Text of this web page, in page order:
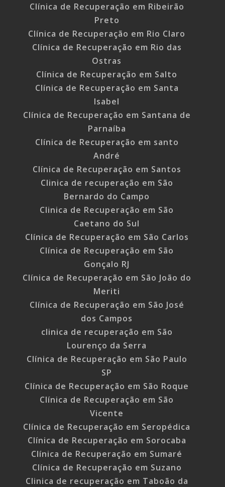
Clínica de Recuperação em Ribeirão
Preto
Clínica de Recuperação em Rio Claro
Clínica de Recuperação em Rio das
Ostras
Clínica de Recuperação em Salto
Clínica de Recuperação em Santa
Isabel
Clínica de Recuperação em Santana de
Parnaíba
Clínica de Recuperação em santo
André
Clínica de Recuperação em Santos
Clinica de recuperação em São
Bernardo do Campo
Clinica de Recuperação em São
Caetano do Sul
Clínica de Recuperação em São Carlos
Clínica de Recuperação em São
Gonçalo RJ
Clínica de Recuperação em São João do
Meriti
Clínica de Recuperação em São José
dos Campos
clinica de recuperação em São
Lourenço da Serra
Clínica de Recuperação em São Paulo
SP
Clínica de Recuperação em São Roque
Clínica de Recuperação em São
Vicente
Clínica de Recuperação em Seropédica
Clínica de Recuperação em Sorocaba
Clínica de Recuperação em Sumaré
Clínica de Recuperação em Suzano
Clinica de recuperação em Taboão da